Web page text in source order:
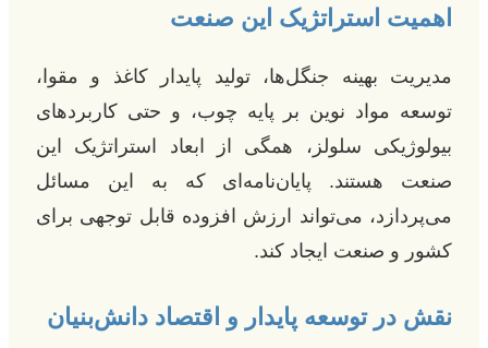
اهمیت استراتژیک این صنعت
مدیریت بهینه جنگل‌ها، تولید پایدار کاغذ و مقوا،
توسعه مواد نوین بر پایه چوب، و حتی کاربردهای
بیولوژیکی سلولز، همگی از ابعاد استراتژیک این
صنعت هستند. پایان‌نامه‌ای که به این مسائل
می‌پردازد، می‌تواند ارزش افزوده قابل توجهی برای
کشور و صنعت ایجاد کند.
نقش در توسعه پایدار و اقتصاد دانش‌بنیان